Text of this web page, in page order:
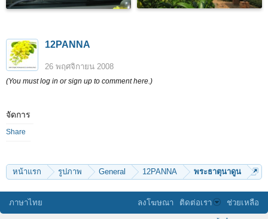
12PANNA
26 พฤศจิกายน 2008
(You must log in or sign up to comment here.)
จัดการ
Share
หน้าแรก รูปภาพ General 12PANNA พระธาตุนาดูน
ภาษาไทย ลงโฆษณา ติดต่อเรา ช่วยเหลือ